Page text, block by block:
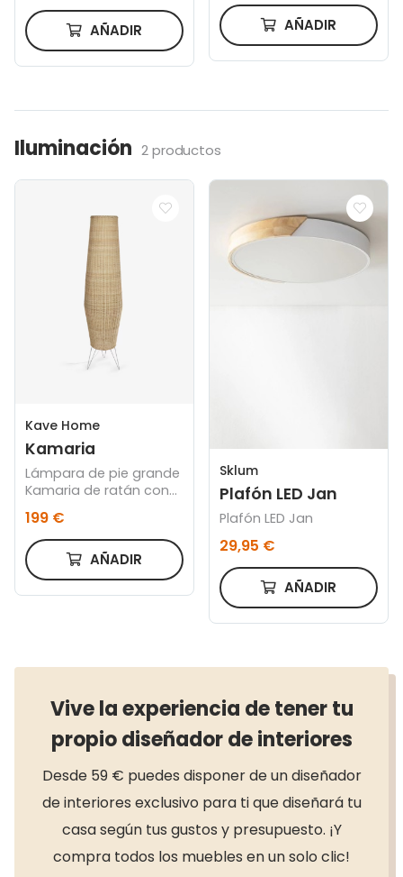
AÑADIR AÑADIR
Iluminación 2 productos
Kave Home
Kamaria
Lámpara de pie grande
Kamaria de ratán con
199 €
AÑADIR
Sklum
Plafón LED Jan
Plafón LED Jan
29,95 €
AÑADIR
Vive la experiencia de tener tu
propio diseñador de interiores
Desde 59 € puedes disponer de un diseñador
de interiores exclusivo para ti que diseñará tu
casa según tus gustos y presupuesto. ¡Y
compra todos los muebles en un solo clic!